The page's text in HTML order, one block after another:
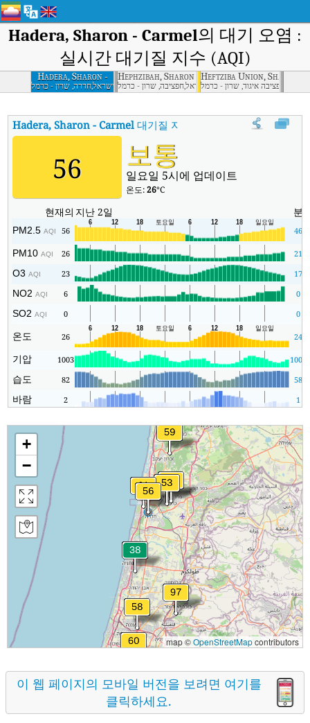
Hadera, Sharon - Carmel의 대기 오염 :
실시간 대기질 지수 (AQI)
Hadera, Sharon -
Carmel
ישראל,חדרה, שרון - כרמל
Hephzibah, Sharon - Carmel
ישראל,חפציבה, שרון - כרמל
Heftziba Union, Sharon -
ישראל,חפציבה איגוד, שרון - כרמל
Hadera, Sharon - Carmel 대기질 지수 Hadera, Sharon - Carmel실
56 보통
일요일 5시에 업데이트
온도:26°C
현재의 지난 2일 분
PM2.5AQI 56 46
PM10AQI 26 21
O3AQI 23 17
NO2AQI 6 0
SO2AQI 0 0
온도 26 24
기압 1003 1002
습도 82 58
바람 2 1
+
−
map ©OpenStreetMapcontributors
이 웹 페이지의 모바일 버전을 보려면 여기를
클릭하세요.